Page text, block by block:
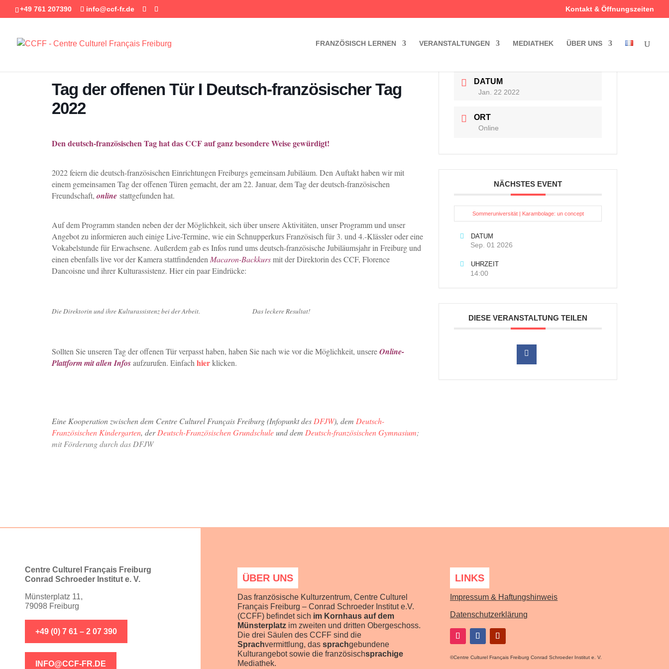
+49 761 207390 info@ccf-fr.de Kontakt & Öffnungszeiten
FRANZÖSISCH LERNEN VERANSTALTUNGEN MEDIATHEK ÜBER UNS
Tag der offenen Tür I Deutsch-französischer Tag
2022
Den deutsch-französischen Tag hat das CCF auf ganz besondere Weise gewürdigt!
2022 feiern die deutsch-französischen Einrichtungen Freiburgs gemeinsam Jubiläum. Den Auftakt haben wir mit
einem gemeinsamen Tag der offenen Türen gemacht, der am 22. Januar, dem Tag der deutsch-französischen
Freundschaft, online stattgefunden hat.
Auf dem Programm standen neben der der Möglichkeit, sich über unsere Aktivitäten, unser Programm und unser
Angebot zu informieren auch einige Live-Termine, wie ein Schnupperkurs Französisch für 3. und 4.-Klässler oder eine
Vokabelstunde für Erwachsene. Außerdem gab es Infos rund ums deutsch-französische Jubiläumsjahr in Freiburg und
einen ebenfalls live vor der Kamera stattfindenden Macaron-Backkursmit der Direktorin des CCF, Florence
Dancoisne und ihrer Kulturassistenz. Hier ein paar Eindrücke:
Die Direktorin und ihre Kulturassistenz bei der Arbeit. Das leckere Resultat!
Sollten Sie unseren Tag der offenen Tür verpasst haben, haben Sie nach wie vor die Möglichkeit, unsereOnline-
Plattform mit allen Infosaufzurufen. Einfach hierklicken.
Eine Kooperation zwischen dem Centre Culturel Français Freiburg (Infopunkt des DFJW), dem Deutsch-
Französischen Kindergarten, derDeutsch-Französischen Grundschuleund dem Deutsch-französischen Gymnasium;
mit Förderung durch das DFJW
DATUM
Jan. 22 2022
ORT
Online
NÄCHSTES EVENT
Sommeruniversität | Karambolage: un concept
DATUM
Sep. 01 2026
UHRZEIT
14:00
DIESE VERANSTALTUNG TEILEN
Centre Culturel Français Freiburg
Conrad Schroeder Institut e. V.
Münsterplatz 11,
79098 Freiburg
+49 (0) 7 61 – 2 07 390
INFO@CCF-FR.DE
ÜBER UNS
Das französische Kulturzentrum, Centre Culturel
Français Freiburg – Conrad Schroeder Institut e.V.
(CCFF) befindet sich im Kornhaus auf dem
Münsterplatz im zweiten und dritten Obergeschoss.
Die drei Säulen des CCFF sind die
Sprachvermittlung, dassprachgebundene
Kulturangebot sowie die französischsprachige
Mediathek.
LINKS
Impressum & Haftungshinweis
Datenschutzerklärung
©Centre Culturel Français Freiburg Conrad Schroeder Institut e. V.